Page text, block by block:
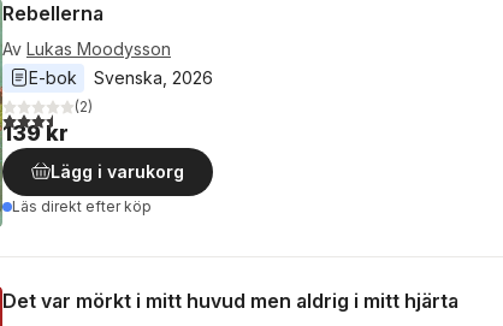
Rebellerna
Av Lukas Moodysson
E-bok
Svenska 2026
3,5utav 5 stjärnor. Totalt antal röster:
(2)
139 kr
Lägg i varukorg
Läs direkt efter köp
Det var mörkt i mitt huvud men aldrig i mitt hjärta